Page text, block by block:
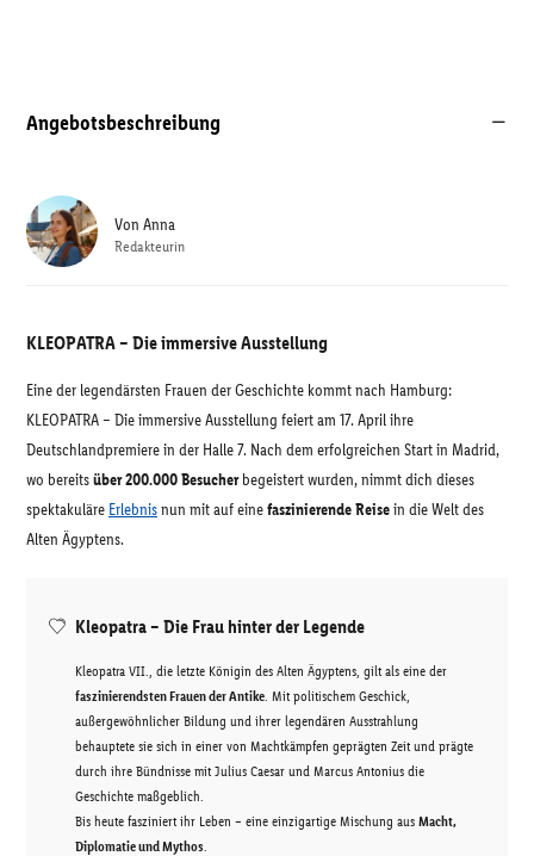
Angebotsbeschreibung
KLEOPATRA – Die immersive Ausstellung
Eine der legendärsten Frauen der Geschichte kommt nach Hamburg:
KLEOPATRA – Die immersive Ausstellung feiert am 17. April ihre
Deutschlandpremiere in der Halle 7. Nach dem erfolgreichen Start in Madrid,
wo bereitsüber 200.000 Besucherbegeistert wurden, nimmt dich dieses
spektakuläre Erlebnisnun mit auf einefaszinierende Reisein die Welt des
Alten Ägyptens.
Kleopatra – Die Frau hinter der Legende
Kleopatra VII., die letzte Königin des Alten Ägyptens, gilt als eine der
faszinierendsten Frauen der Antike. Mit politischem Geschick,
außergewöhnlicher Bildung und ihrer legendären Ausstrahlung
behauptete sie sich in einer von Machtkämpfen geprägten Zeit und prägte
durch ihre Bündnisse mit Julius Caesar und Marcus Antonius die
Geschichte maßgeblich.
Bis heute fasziniert ihr Leben – eine einzigartige Mischung aus Macht,
Diplomatie und Mythos.
Von Anna
Redakteurin